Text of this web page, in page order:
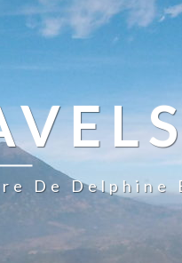
De Delphine